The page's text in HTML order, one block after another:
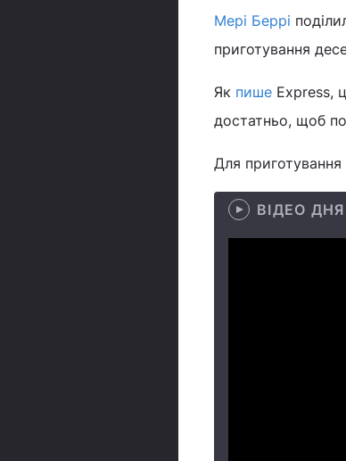
Мері Беррі
приготування
Як пише Еxpress,
достатньо, щоб
Для приготування
ВІДЕО ДНЯ